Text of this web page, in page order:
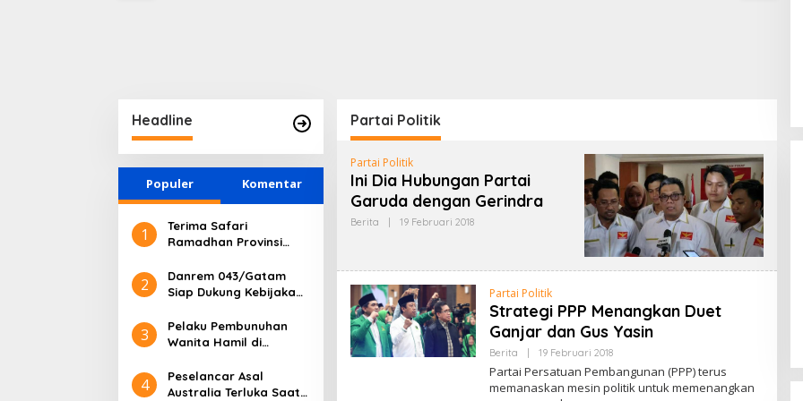
Headline
Populer Komentar
1
Terima Safari
Ramadhan Provinsi
Ramadhan Provinsi
Lampung Salurkan
Masyarakat
2
Danrem 043/Gatam
Siap Dukung Kebijakan
Pembangunan di
Provinsi Lampung
3
Pelaku Pembunuhan
Wanita Hamil di
Ditangkap, Ternyata
Calon Suaminya Sendiri
4
Peselancar Asal
Australia Terluka Saat
Partai Politik
Partai Politik
Ini Dia Hubungan Partai
Garuda dengan Gerindra
Berita 19 Februari 2018O
R
E
A
K
S
I
Partai Politik
Strategi PPP Menangkan Duet
Ganjar dan Gus Yasin
Berita 19 Februari 2018O
E
H
Partai Persatuan Pembangunan (PPP) terus
memanaskan mesin politik untuk memenangkan
Ke-1 Kodam XXI/Radin Inten
Di Olahraga, TNI & POLRI | 5 Agustus 2026